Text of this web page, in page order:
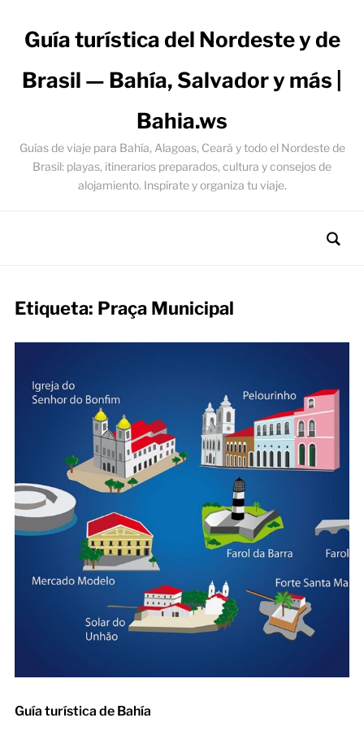
Guía turística del Nordeste y de
Brasil — Bahía, Salvador y más |
Bahia.ws
Guías de viaje para Bahía, Alagoas, Ceará y todo el Nordeste de
Brasil: playas, itinerarios preparados, cultura y consejos de
alojamiento. Inspírate y organiza tu viaje.
Etiqueta: Praça Municipal
Guía turística de Bahía